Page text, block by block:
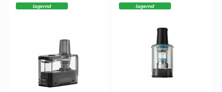
lagernd lagernd